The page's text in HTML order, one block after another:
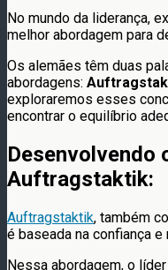
No mundo da liderança,
melhor abordagem para
Os alemães têm duas
abordagens:
exploraremos esses
encontrar o equilíbrio
Desenvolvendo
Auftragstaktik:
Auftragstaktik, também
é baseada na confiança
Nessa abordagem, o